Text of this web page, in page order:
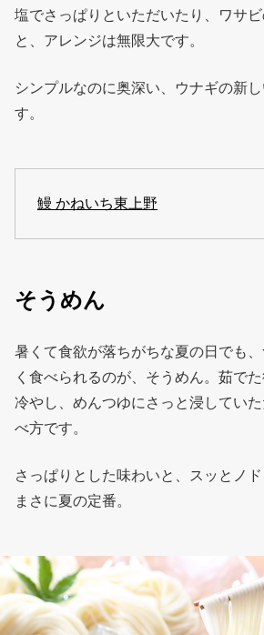
塩でさっぱりといただいたり、ワサ
と、アレンジは無限大です。
シンプルなのに奥深い、ウナギの新
す。
鰻 かねいち東上野
そうめん
暑くて食欲が落ちがちな夏の日でも
く食べられるのが、そうめん。茹で
冷やし、めんつゆにさっと浸してい
べ方です。
さっぱりとした味わいと、スッとノド
まさに夏の定番。